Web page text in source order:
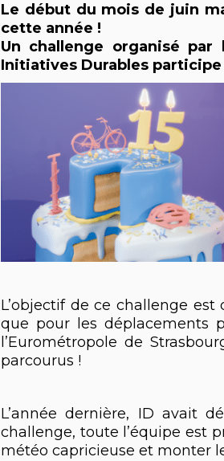
Le début du mois de juin
cette année !
Un challenge organisé par
Initiatives Durables
L’objectif de ce challenge
que pour les déplacements
l’Eurométropole de
parcourus !
L’année dernière, ID avait
challenge, toute l’équipe est
météo capricieuse et monter